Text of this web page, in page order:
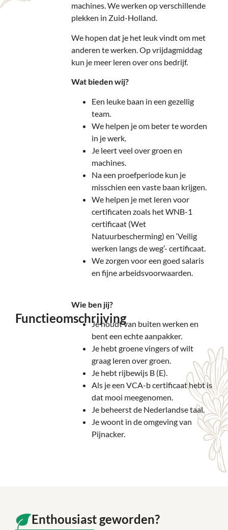
Functieomschrijving
machines. We werken op verschillende
plekken in Zuid-Holland.
We hopen dat je het leuk vindt om met
anderen te werken. Op vrijdagmiddag
kun je meer leren over ons bedrijf.
Wat bieden wij?
Een leuke baan in een gezellig
team.
We helpen je om beter te worden
in je werk.
Je leert veel over groen en
machines.
Na een proefperiode kun je
misschien een vaste baan krijgen.
We helpen je met leren voor
certificaten zoals het WNB-1
certificaat (Wet
Natuurbescherming) en ‘Veilig
werken langs de weg’- certificaat.
We zorgen voor een goed salaris
en fijne arbeidsvoorwaarden.
Wie ben jij?
Je houdt van buiten werken en
bent een echte aanpakker.
Je hebt groene vingers of wilt
graag leren over groen.
Je hebt rijbewijs B (E).
Als je een VCA-b certificaat hebt is
dat mooi meegenomen.
Je beheerst de Nederlandse taal.
Je woont in de omgeving van
Pijnacker.
Enthousiast geworden?